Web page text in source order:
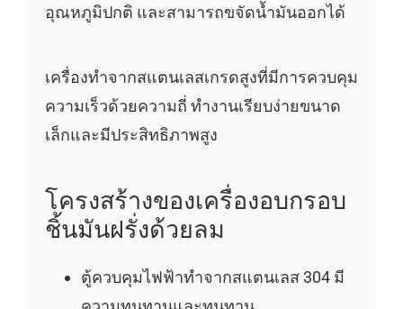
อุณหภูมิปกติ และสามารถขจัดน้ำมันออกได้
เครื่องทำจากสแตนเลสเกรดสูงที่มีการควบคุม
ความเร็วด้วยความถี่ ทำงานเรียบง่ายขนาด
เล็กและมีประสิทธิภาพสูง
โครงสร้างของเครื่องอบกรอบ
ชิ้นมันฝรั่งด้วยลม
ตู้ควบคุมไฟฟ้าทำจากสแตนเลส 304 มี